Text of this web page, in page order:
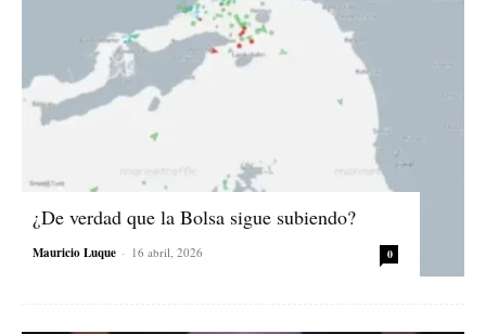
¿De verdad que la Bolsa sigue subiendo?
Mauricio Luque - 16 abril, 2026 0